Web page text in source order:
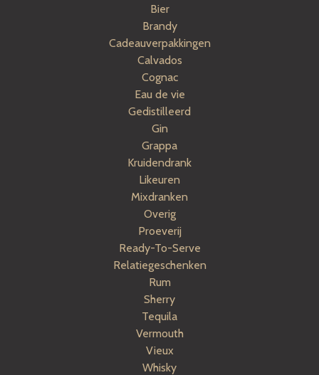
Bier
Brandy
Cadeauverpakkingen
Calvados
Cognac
Eau de vie
Gedistilleerd
Gin
Grappa
Kruidendrank
Likeuren
Mixdranken
Overig
Proeverij
Ready-To-Serve
Relatiegeschenken
Rum
Sherry
Tequila
Vermouth
Vieux
Whisky